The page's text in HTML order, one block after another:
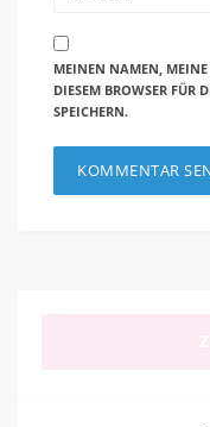
MEINEN NAMEN, MEINE
DIESEM BROWSER FÜR
SPEICHERN.